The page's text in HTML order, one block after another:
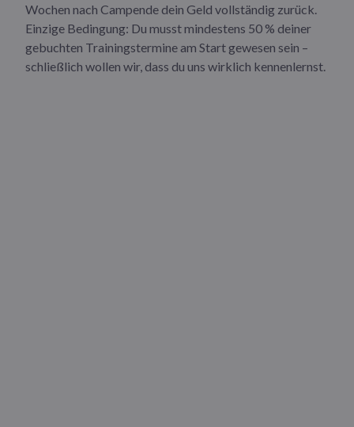
Wochen nach Campende dein Geld vollständig zurück.
Einzige Bedingung: Du musst mindestens 50 % deiner
gebuchten Trainingstermine am Start gewesen sein –
schließlich wollen wir, dass du uns wirklich kennenlernst.